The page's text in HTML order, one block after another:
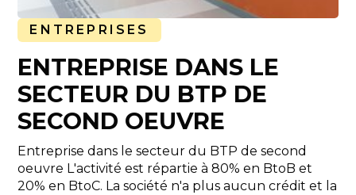
ENTREPRISES
ENTREPRISE DANS LE
SECTEUR DU BTP DE
SECOND OEUVRE
Entreprise dans le secteur du BTP de second
oeuvre L'activité est répartie à 80% en BtoB et
20% en BtoC. La société n'a plus aucun crédit et la